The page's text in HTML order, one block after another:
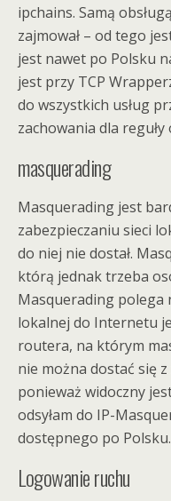
ipchains. Samą
zajmował – od tego
jest nawet po Polsku
jest przy TCP
do wszystkich usług
zachowania dla reguły
masquerading
Masquerading jest
zabezpieczaniu sieci
do niej nie dostał.
którą jednak trzeba
Masquerading polega
lokalnej do Internetu
routera, na którym
nie można dostać się
ponieważ widoczny
odsyłam do IP-
dostępnego po Polsku.
Logowanie ruchu